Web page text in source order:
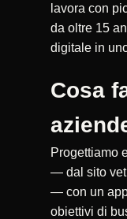
lavora con
da oltre 15
digitale in
Cosa
Progettiamo
— dal sito
— con un
obiettivi di